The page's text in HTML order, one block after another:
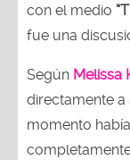
con el medio
fue una
Según Melissa
directamente a
momento